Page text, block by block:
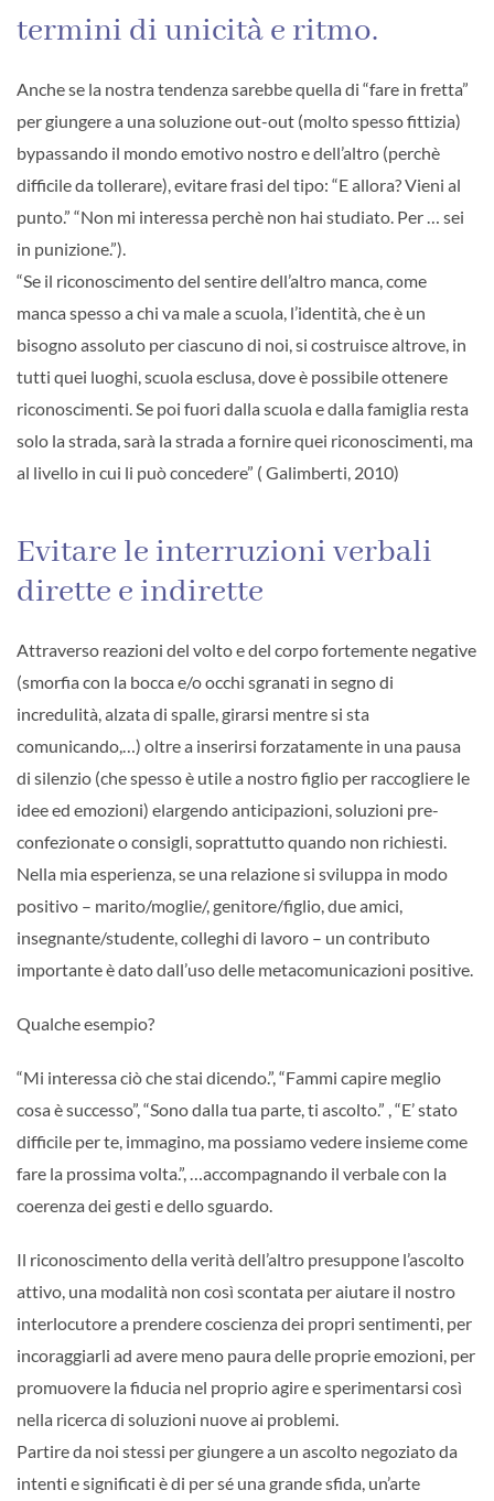
termini di unicità e ritmo.
Anche se la nostra tendenza sarebbe quella di “fare in fretta”
per giungere a una soluzione out-out (molto spesso fittizia)
bypassando il mondo emotivo nostro e dell’altro (perchè
difficile da tollerare), evitare frasi del tipo: “E allora? Vieni al
punto.” “Non mi interessa perchè non hai studiato. Per … sei
in punizione.”).
“Se il riconoscimento del sentire dell’altro manca, come
manca spesso a chi va male a scuola, l’identità, che è un
bisogno assoluto per ciascuno di noi, si costruisce altrove, in
tutti quei luoghi, scuola esclusa, dove è possibile ottenere
riconoscimenti. Se poi fuori dalla scuola e dalla famiglia resta
solo la strada, sarà la strada a fornire quei riconoscimenti, ma
al livello in cui li può concedere” ( Galimberti, 2010)
Evitare le interruzioni verbali
dirette e indirette
Attraverso reazioni del volto e del corpo fortemente negative
(smorfia con la bocca e/o occhi sgranati in segno di
incredulità, alzata di spalle, girarsi mentre si sta
comunicando,…) oltre a inserirsi forzatamente in una pausa
di silenzio (che spesso è utile a nostro figlio per raccogliere le
idee ed emozioni) elargendo anticipazioni, soluzioni pre-
confezionate o consigli, soprattutto quando non richiesti.
Nella mia esperienza, se una relazione si sviluppa in modo
positivo – marito/moglie/, genitore/figlio, due amici,
insegnante/studente, colleghi di lavoro – un contributo
importante è dato dall’uso delle metacomunicazioni positive.
Qualche esempio?
“Mi interessa ciò che stai dicendo.”, “Fammi capire meglio
cosa è successo”, “Sono dalla tua parte, ti ascolto.” , “E’ stato
difficile per te, immagino, ma possiamo vedere insieme come
fare la prossima volta.”, …accompagnando il verbale con la
coerenza dei gesti e dello sguardo.
Il riconoscimento della verità dell’altro presuppone l’ascolto
attivo, una modalità non così scontata per aiutare il nostro
interlocutore a prendere coscienza dei propri sentimenti, per
incoraggiarli ad avere meno paura delle proprie emozioni, per
promuovere la fiducia nel proprio agire e sperimentarsi così
nella ricerca di soluzioni nuove ai problemi.
Partire da noi stessi per giungere a un ascolto negoziato da
intenti e significati è di per sé una grande sfida, un’arte